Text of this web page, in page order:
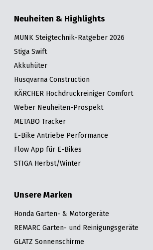
Neuheiten & Highlights
MUNK Steigtechnik-Ratgeber 2026
Stiga Swift
Akkuhüter
Husqvarna Construction
KÄRCHER Hochdruckreiniger Comfort
Weber Neuheiten-Prospekt
METABO Tracker
E-Bike Antriebe Performance
Flow App für E-Bikes
STIGA Herbst/Winter
Unsere Marken
Honda Garten- & Motorgeräte
REMARC Garten- und Reinigungsgeräte
GLATZ Sonnenschirme